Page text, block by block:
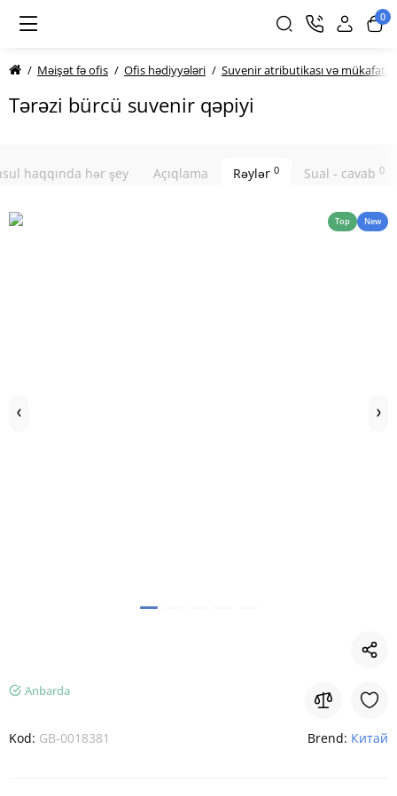
0
Məişət fə ofis Ofis hədiyyələri Suvenir atributikası və
Tərəzi bürcü suvenir qəpiyi
haqqında hər şey Açıqlama Rəylər 0 Sual - cavab 0
Top New
Anbarda
Kod: GB-0018381 Brend: Китай